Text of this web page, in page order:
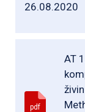
26.08.2020
pdf
AT